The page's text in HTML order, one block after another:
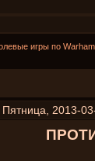
игры по
Пятница, 2013-